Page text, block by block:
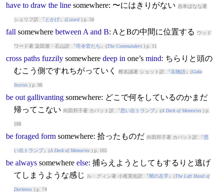
have to draw the line somewhere: 〜にはきりがない 吉本ばなな著
シェリフ訳 『 とかげ』(Lizard) p. 50
fall somewhere between A and B: AとBの中間に位置する ウッド
ワード著 染田屋・石山訳 『司令官たち 』(The Commanders) p. 11
cross paths fuzzily somewhere deep in one’s mind: ちらりと頭の
むこう側ですれちがっていく
椎名誠著 ショット訳 『岳物語』(Gaku
Stories) p. 98
be out gallivanting somewhere: どこで何をしているのかまだ
帰ってこない 向田邦子著 カバット訳 『思い出トランプ』(A Deck of Memories) p.
188
be foraged form somewhere: 拾ったものだ 向田邦子著 カバット訳 『思
い出トランプ』(A Deck of Memories) p. 165
be always somewhere else: 捕らえようとしてもするりと逃げ
てしまうような感じ
ル・グィン著 小尾芙佐訳 『闇の左手』(The Left Hand of
Darkness) p. 74